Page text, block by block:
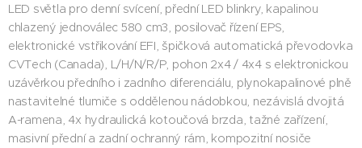
LED světla pro denní svícení, přední LED blinkry, kapalinou
chlazený jednoválec 580 cm3, posilovač řízení EPS,
elektronické vstřikování EFI, špičková automatická převodovka
CVTech (Canada), L/H/N/R/P, pohon 2x4 / 4x4 s elektronickou
uzávěrkou předního i zadního diferenciálu, plynokapalinové plně
nastavitelné tlumiče s oddělenou nádobkou, nezávislá dvojitá
A-ramena, 4x hydraulická kotoučová brzda, tažné zařízení,
masivní přední a zadní ochranný rám, kompozitní nosiče